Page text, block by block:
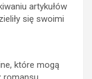
artykułów
się swoimi
które mogą